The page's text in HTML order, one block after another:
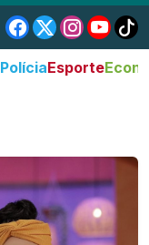
PolíciaEsporte